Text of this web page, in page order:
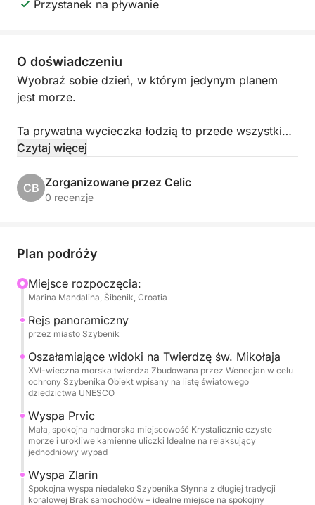
Przystanek na pływanie
O doświadczeniu
Wyobraź sobie dzień, w którym jedynym planem
jest morze.
Ta prywatna wycieczka łodzią to przede wszystkim
zwolnienie tempa, cieszenie się dobrym
rytmie. Niezależnie od tego, czy spędzasz czas z
rodziną, świętujesz z przyjaciółmi, czy organizujesz
drewnianej łodzi, pełnej śródziemnomorskiego
charakteru i uroku. Przestronna i wygodna, oferuje
mnóstwo miejsca do relaksu, opalania się, rozmów
lub po prostu obserwowania przepływającego
wybrzeża. Rejs zazwyczaj rozpoczyna się w
Szybeniku, ale punkt wyjścia i godzina są elastyczne
— to Twój dzień.
Po wypłynięciu łodzi z portu przepłyniesz obok
historycznej panoramy Szybenika i imponującej
Twierdzy św. Mikołaja. Stamtąd wyspy wzywają.
Możesz zatrzymać się w miejscowości Prvić lub
Zlarin na spokojny spacer, kawę nad morzem lub po
prostu, by chłonąć relaksującą wyspiarską
Czytaj więcej
CB Zorganizowane przez Celic
0 recenzje
Plan podróży
Miejsce rozpoczęcia:
Marina Mandalina, Šibenik, Croatia
Rejs panoramiczny
przez miasto Szybenik
Oszałamiające widoki na Twierdzę św. Mikołaja
XVI-wieczna morska twierdza Zbudowana przez Wenecjan w celu
ochrony Szybenika Obiekt wpisany na listę światowego
dziedzictwa UNESCO
Wyspa Prvic
Mała, spokojna nadmorska miejscowość Krystalicznie czyste
morze i urokliwe kamienne uliczki Idealne na relaksujący
jednodniowy wypad
Wyspa Zlarin
Spokojna wyspa niedaleko Szybenika Słynna z długiej tradycji
koralowej Brak samochodów – idealne miejsce na spokojny